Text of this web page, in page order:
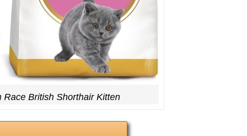
Race British Shorthair Kitten